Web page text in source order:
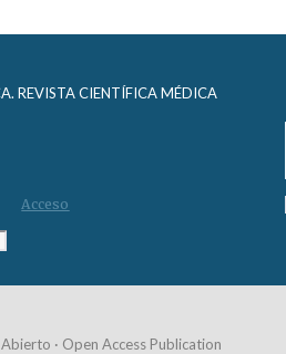
REVISTA CIENTÍFICA MÉDICA
Acceso
· Open Access Publication